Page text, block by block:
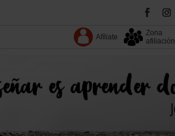
Afíliate
Zona
afiliación